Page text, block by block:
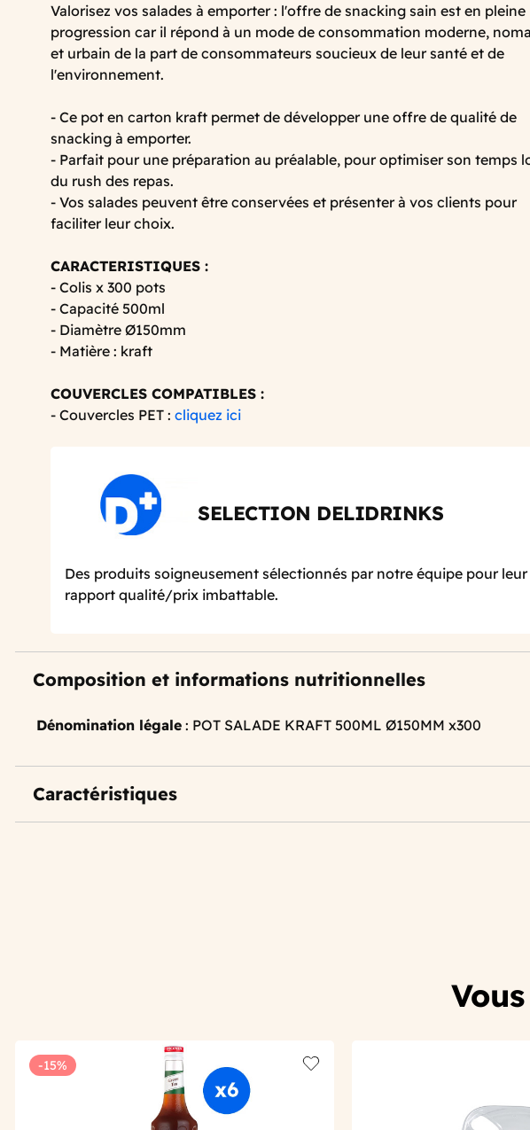
Valorisez vos salades à emporter : l'offre de snacking sain est en pleine
progression car il répond à un mode de consommation moderne,
et urbain de la part de consommateurs soucieux de leur santé et de
l'environnement.
- Ce pot en carton kraft permet de développer une offre de qualité de
snacking à emporter.
- Parfait pour une préparation au préalable, pour optimiser son temps
du rush des repas.
- Vos salades peuvent être conservées et présenter à vos clients pour
faciliter leur choix.
CARACTERISTIQUES :
- Colis x 300 pots
- Capacité 500ml
- Diamètre Ø150mm
- Matière : kraft
COUVERCLES COMPATIBLES :
- Couvercles PET : cliquez ici
SELECTION DELIDRINKS
Des produits soigneusement sélectionnés par notre équipe pour leur
rapport qualité/prix imbattable.
Composition et informations nutritionnelles
Dénomination légale : POT SALADE KRAFT 500ML Ø150MM x300
Caractéristiques
-15%